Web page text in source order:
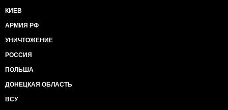
КИЕВ
АРМИЯ РФ
УНИЧТОЖЕНИЕ
РОССИЯ
ПОЛЬША
ДОНЕЦКАЯ ОБЛАСТЬ
ВСУ